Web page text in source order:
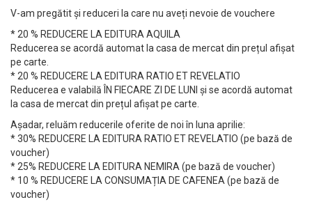
V-am pregătit și reduceri la care nu aveți nevoie de vouchere
* 20 % REDUCERE LA EDITURA AQUILA
Reducerea se acordă automat la casa de mercat din prețul afișat
pe carte.
* 20 % REDUCERE LA EDITURA RATIO ET REVELATIO
Reducerea e valabilă ÎN FIECARE ZI DE LUNI și se acordă automat
la casa de mercat din prețul afișat pe carte.
Așadar, reluăm reducerile oferite de noi în luna aprilie:
* 30% REDUCERE LA EDITURA RATIO ET REVELATIO (pe bază de
voucher)
* 25% REDUCERE LA EDITURA NEMIRA (pe bază de voucher)
* 10 % REDUCERE LA CONSUMAȚIA DE CAFENEA (pe bază de
voucher)